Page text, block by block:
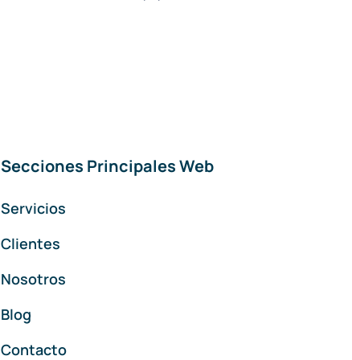
Secciones Principales Web
Servicios
Clientes
Nosotros
Blog
Contacto